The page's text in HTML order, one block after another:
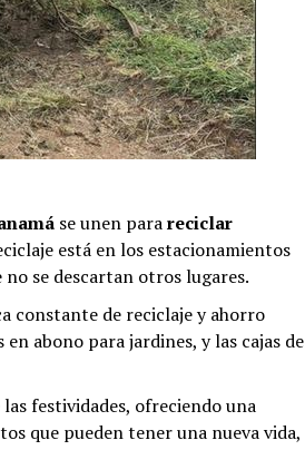
se unen parareciclar
está en los estacionamientos
no se descartan otros lugares.
constante de reciclaje y ahorro
abono para jardines, y las cajas de
festividades, ofreciendo una
que pueden tener una nueva vida,